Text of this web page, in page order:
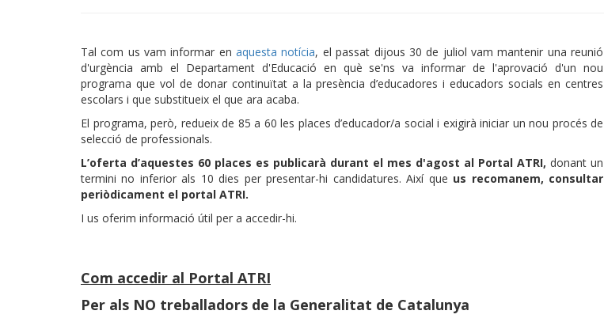
Tal com us vam informar enaquesta notícia, el passat dijous 30 de juliol vam mantenir una reunió
d'urgència amb el Departament d'Educació en què se'ns va informar de l'aprovació d'un nou
programa que vol de donar continuïtat a la presència d’educadores i educadors socials en centres
escolars i que substitueix el que ara acaba.
El programa, però, redueix de 85 a 60 les places d’educador/a social i exigirà iniciar un nou procés de
selecció de professionals.
L’oferta d’aquestes 60 places es publicarà durant el mes d'agost al Portal ATRI, donant un
termini no inferior als 10 dies per presentar-hi candidatures. Així que us recomanem, consultar
periòdicament el portal ATRI.
I us oferim informació útil per a accedir-hi.
Com accedir al Portal ATRI
Per als NO treballadors de la Generalitat de Catalunya